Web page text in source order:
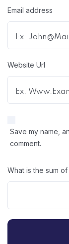
Email address
Website Url
Save my name,
comment.
What is the sum